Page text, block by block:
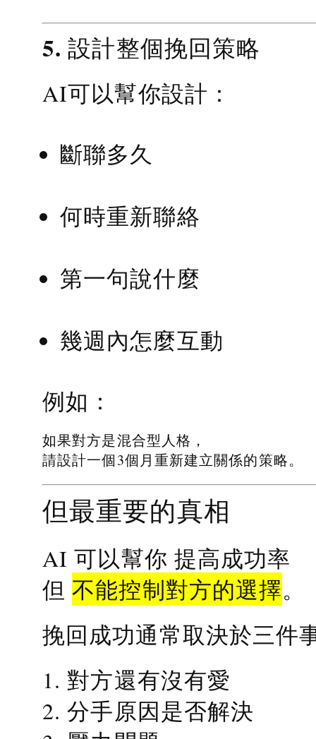
5. 設計整個挽回策略
AI可以幫你設計：
斷聯多久
何時重新聯絡
第一句說什麼
幾週內怎麼互動
例如：
如果對方是混合型人格，
請設計一個3個月重新建立關係的策略。
但最重要的真相
AI 可以幫你 提高成功率
但不能控制對方的選擇。
挽回成功通常取決於三件
1. 對方還有沒有愛
2. 分手原因是否解決